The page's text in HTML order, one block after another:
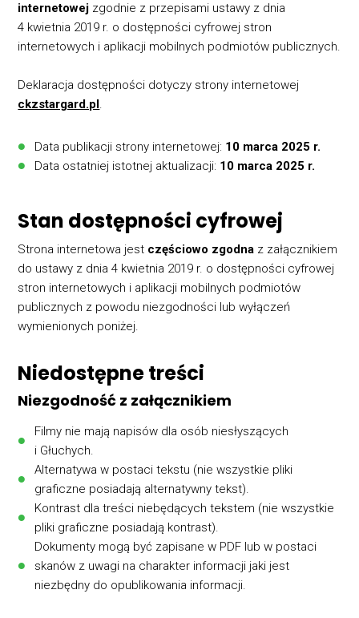
internetowej zgodnie z przepisami ustawy z dnia
4 kwietnia 2019 r. o dostępności cyfrowej stron
internetowych i aplikacji mobilnych podmiotów publicznych.
Deklaracja dostępności dotyczy strony internetowej
ckzstargard.pl.
Data publikacji strony internetowej: 10 marca 2025 r.
Data ostatniej istotnej aktualizacji: 10 marca 2025 r.
Stan dostępności cyfrowej
Strona internetowa jest częściowo zgodna z załącznikiem
do ustawy z dnia 4 kwietnia 2019 r. o dostępności cyfrowej
stron internetowych i aplikacji mobilnych podmiotów
publicznych z powodu niezgodności lub wyłączeń
wymienionych poniżej.
Niedostępne treści
Niezgodność z załącznikiem
Filmy nie mają napisów dla osób niesłyszących
i Głuchych.
Alternatywa w postaci tekstu (nie wszystkie pliki
graficzne posiadają alternatywny tekst).
Kontrast dla treści niebędących tekstem (nie wszystkie
pliki graficzne posiadają kontrast).
Dokumenty mogą być zapisane w PDF lub w postaci
skanów z uwagi na charakter informacji jaki jest
niezbędny do opublikowania informacji.